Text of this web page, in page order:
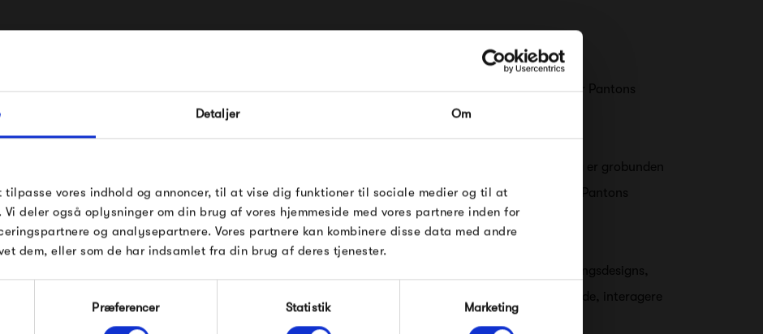
Detaljer Om
tilpasse vores indhold og annoncer, til at vise dig funktioner til sociale medier og til at
deler også oplysninger om din brug af vores hjemmeside med vores partnere inden for
og analysepartnere. Vores partnere kan kombinere disse data med andre
dem, eller som de har indsamlet fra din brug af deres tjenester.
Præferencer Statistik Marketing
Verpan
Historien bag Verpan påbegyndte sin rejse i 2003, hvor Verner Pantons
første produktion af belysning blev indledt.
Blot 7 år senere, tilføjede man et møbelprogram, som nu i dag er grobunden
for det omhyggeligt kuraterede udvalg der tilbydes af Verner Pantons
ikoniske designs.
Sortimentet bag Verpan består af tidløse møbler samt belysningsdesigns,
der sikrer unikke brugeroplevelser og viser nye måder at arbejde, interagere
og leve på.
FÅ 10% PÅ DIN NÆSTE ORDRE
Gælder ikke på produkter fra Fermob, File Under
Pop og i forvejen nedsatte produkter.
Modtag velkomstrabat